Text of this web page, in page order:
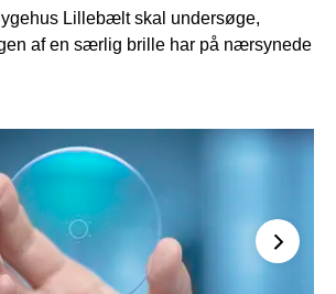
Lillebælt skal undersøge,
af en særlig brille har på nærsynede